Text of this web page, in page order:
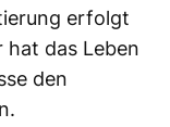
erfolgt
das Leben
den